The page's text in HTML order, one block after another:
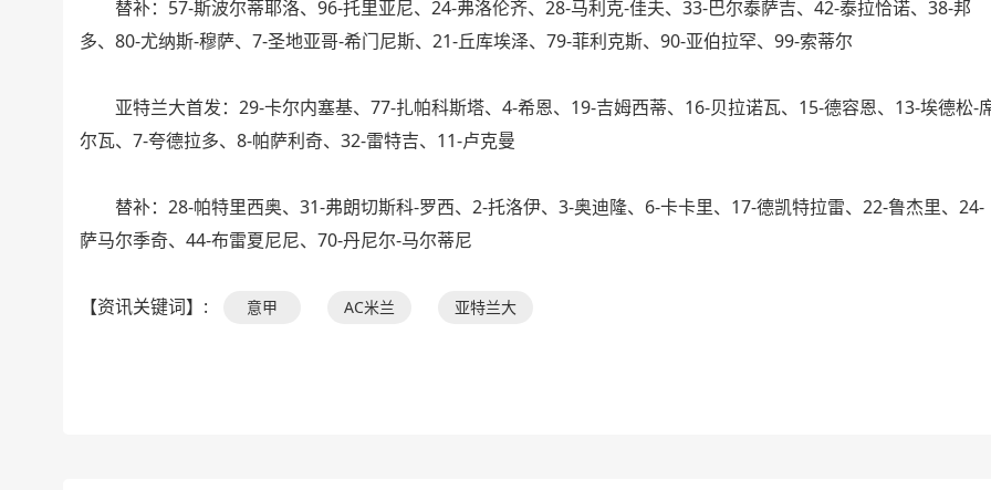
替补：57-斯波尔蒂耶洛、96-托里亚尼、24-弗洛伦齐、28-马利克-佳夫、33-巴尔泰萨吉、42-泰拉恰诺、38-邦
多、80-尤纳斯-穆萨、7-圣地亚哥-希门尼斯、21-丘库埃泽、79-菲利克斯、90-亚伯拉罕、99-索蒂尔
亚特兰大首发：29-卡尔内塞基、77-扎帕科斯塔、4-希恩、19-吉姆西蒂、16-贝拉诺瓦、15-德容恩、13-埃德松-
尔瓦、7-夸德拉多、8-帕萨利奇、32-雷特吉、11-卢克曼
替补：28-帕特里西奥、31-弗朗切斯科-罗西、2-托洛伊、3-奥迪隆、6-卡卡里、17-德凯特拉雷、22-鲁杰里、24-
萨马尔季奇、44-布雷夏尼尼、70-丹尼尔-马尔蒂尼
【资讯关键词】: 意甲 AC米兰 亚特兰大